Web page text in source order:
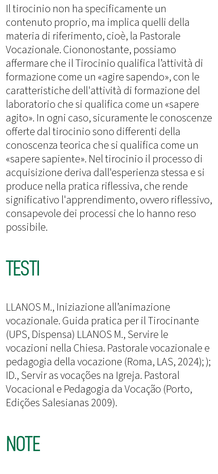
Il tirocinio non ha specificamente un
contenuto proprio, ma implica quelli della
materia di riferimento, cioè, la Pastorale
Vocazionale. Ciononostante, possiamo
affermare che il Tirocinio qualifica l’attività di
formazione come un «agire sapendo», con le
caratteristiche dell'attività di formazione del
laboratorio che si qualifica come un «sapere
agito». In ogni caso, sicuramente le conoscenze
offerte dal tirocinio sono differenti della
conoscenza teorica che si qualifica come un
«sapere sapiente». Nel tirocinio il processo di
acquisizione deriva dall'esperienza stessa e si
produce nella pratica riflessiva, che rende
significativo l'apprendimento, ovvero riflessivo,
consapevole dei processi che lo hanno reso
possibile.
TESTI
LLANOS M., Iniziazione all’animazione
vocazionale. Guida pratica per il Tirocinante
(UPS, Dispensa) LLANOS M., Servire le
vocazioni nella Chiesa. Pastorale vocazionale e
pedagogia della vocazione (Roma, LAS, 2024); );
ID., Servir as vocações na Igreja. Pastoral
Vocacional e Pedagogia da Vocação (Porto,
Edições Salesianas 2009).
NOTE